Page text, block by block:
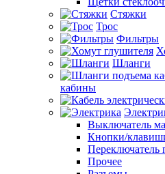
Стяжки
Трос
Фильтры
Шланги
кабины
Выключатель
Кнопки/
Переключатель
Прочее